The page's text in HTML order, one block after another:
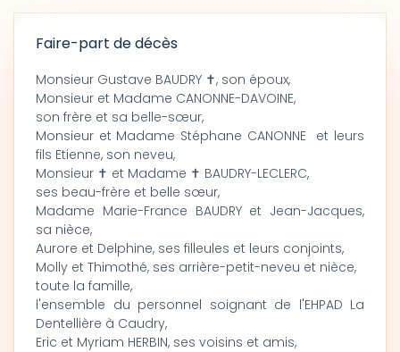
Faire-part de décès
Monsieur Gustave BAUDRY ✝, son époux,
Monsieur et Madame CANONNE-DAVOINE,
son frère et sa belle-sœur,
Monsieur et Madame Stéphane CANONNE et leurs
fils Etienne, son neveu,
Monsieur ✝ et Madame ✝ BAUDRY-LECLERC,
ses beau-frère et belle sœur,
Madame Marie-France BAUDRY et Jean-Jacques,
sa nièce,
Aurore et Delphine, ses filleules et leurs conjoints,
Molly et Thimothé, ses arrière-petit-neveu et nièce,
toute la famille,
l'ensemble du personnel soignant de l'EHPAD La
Dentellière à Caudry,
Eric et Myriam HERBIN, ses voisins et amis,